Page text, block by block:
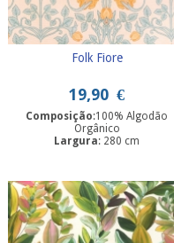
Folk Fiore
19,90 €
Composição:100% Algodão
Orgânico
Largura: 280 cm